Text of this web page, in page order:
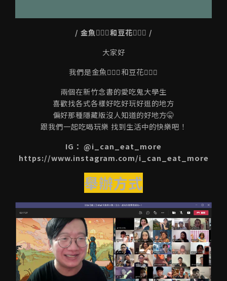
/ 金魚🙋🏻‍♀️和豆花🙋🏻‍♂️ /
大家好
我們是金魚🙋🏻‍♀️和豆花🙋🏻‍♂️
兩個在新竹念書的愛吃鬼大學生
喜歡找各式各樣好吃好玩好逛的地方
偏好那種隱藏版沒人知道的好地方🤫
跟我們一起吃喝玩樂 找到生活中的快樂吧！
IG： @i_can_eat_more
https://www.instagram.com/i_can_eat_more
舉辦方式